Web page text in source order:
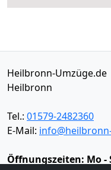
Heilbronn-Umzüge.de
Heilbronn
Tel.: 01579-2482360
E-Mail:
Öffnungszeiten: Mo -